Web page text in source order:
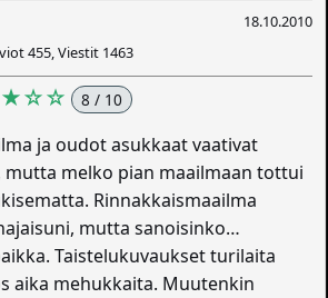
18.10.2010
455, Viestit 1463
8 / 10
ja oudot asukkaat vaativat
melko pian maailmaan tottui
Rinnakkaismaailma
mutta sanoisinko…
Taistelukuvaukset turilaita
aika mehukkaita. Muutenkin